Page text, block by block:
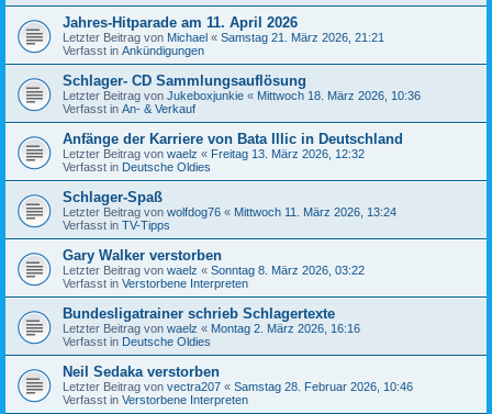
Jahres-Hitparade am 11. April 2026
Letzter Beitrag von Michael « Samstag 21. März 2026, 21:21
Verfasst in Ankündigungen
Schlager- CD Sammlungsauflösung
Letzter Beitrag von Jukeboxjunkie « Mittwoch 18. März 2026, 10:36
Verfasst in An- & Verkauf
Anfänge der Karriere von Bata Illic in Deutschland
Letzter Beitrag von waelz « Freitag 13. März 2026, 12:32
Verfasst in Deutsche Oldies
Schlager-Spaß
Letzter Beitrag von wolfdog76 « Mittwoch 11. März 2026, 13:24
Verfasst in TV-Tipps
Gary Walker verstorben
Letzter Beitrag von waelz « Sonntag 8. März 2026, 03:22
Verfasst in Verstorbene Interpreten
Bundesligatrainer schrieb Schlagertexte
Letzter Beitrag von waelz « Montag 2. März 2026, 16:16
Verfasst in Deutsche Oldies
Neil Sedaka verstorben
Letzter Beitrag von vectra207 « Samstag 28. Februar 2026, 10:46
Verfasst in Verstorbene Interpreten